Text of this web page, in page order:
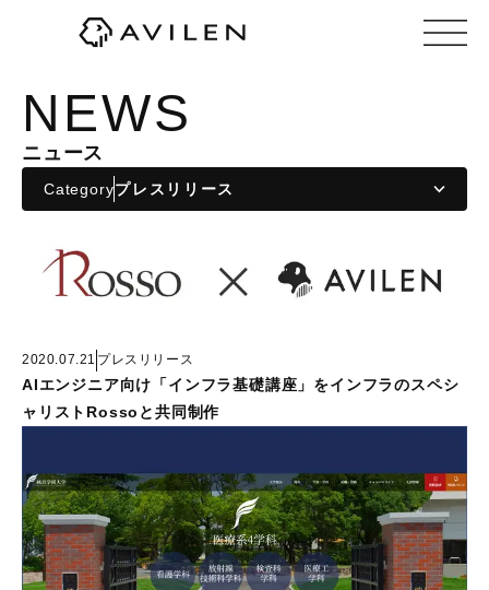
株式会社AVILEN（アヴィレン）
NEWS
ニュース
Category
2020.07.21 プレスリリース
AIエンジニア向け「インフラ基礎講座」をインフラのスペシ
ャリストRossoと共同制作